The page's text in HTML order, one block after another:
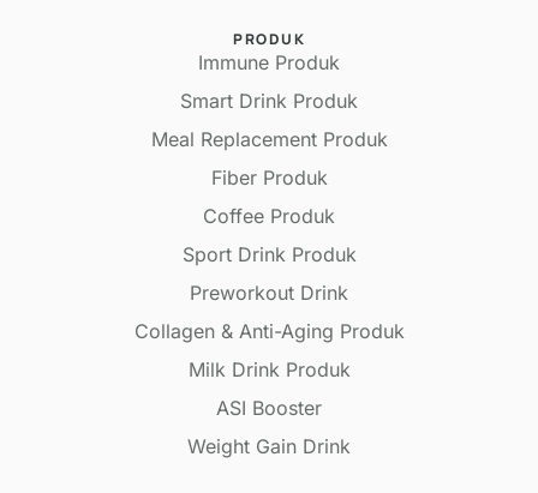
PRODUK
Immune Produk
Smart Drink Produk
Meal Replacement Produk
Fiber Produk
Coffee Produk
Sport Drink Produk
Preworkout Drink
Collagen & Anti-Aging Produk
Milk Drink Produk
ASI Booster
Weight Gain Drink